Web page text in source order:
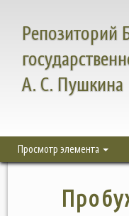
Репозиторий
А. С. Пушкина
Просмотр элемента